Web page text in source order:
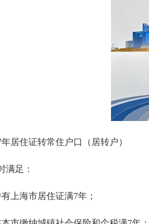
住证转常住户口（居转户）
足：
海市居住证满7年；